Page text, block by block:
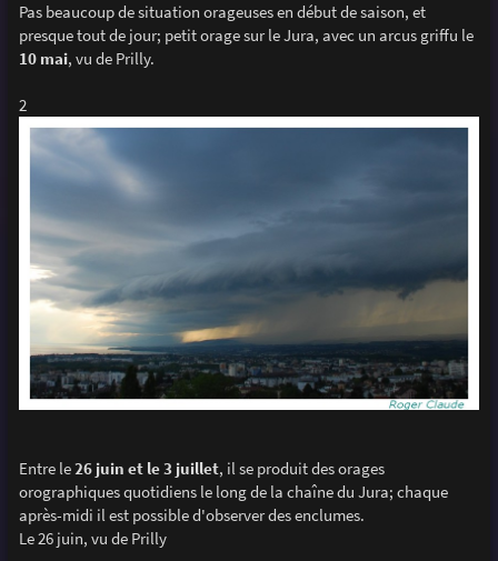
Pas beaucoup de situation orageuses en début de saison, et
presque tout de jour; petit orage sur le Jura, avec un arcus griffu le
10 mai, vu de Prilly.
2
Entre le26 juin et le 3 juillet, il se produit des orages
orographiques quotidiens le long de la chaîne du Jura; chaque
après-midi il est possible d'observer des enclumes.
Le 26 juin, vu de Prilly